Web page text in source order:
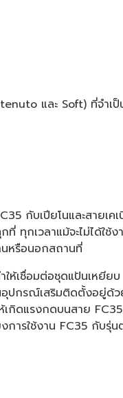
และ Soft) ที่จำเป็
กับเปียโนและสายเ
ที่ ทุกเวลาแม้จะไม่ได้ใ
นหรือนอกสถานที่
ำให้เชื่อมต่อชุดแป้นเหยี
ปกรณ์เสริมติดตั้งอยู่ด้ว
ห้เกิดแรงกดบนสาย
ารใช้งาน FC35 กับรุ่น